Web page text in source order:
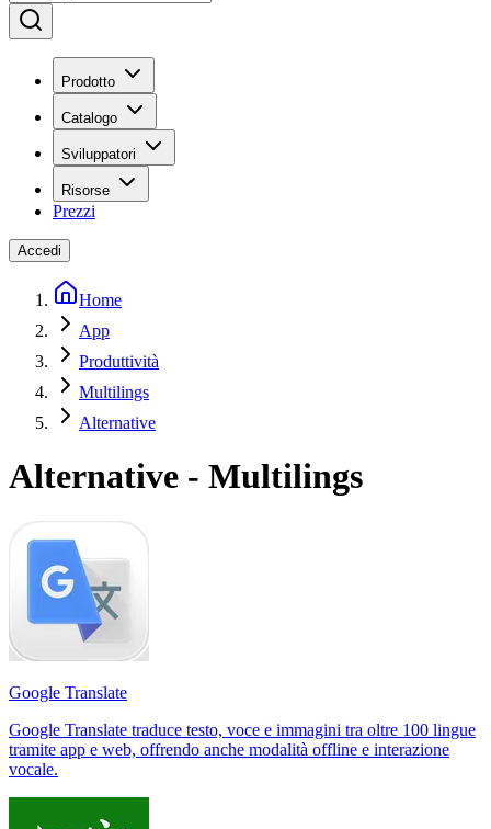
Prodotto
Catalogo
Sviluppatori
Risorse
Prezzi
Accedi
Home
App
Produttività
Multilings
Alternative
Alternative - Multilings
Google Translate
Google Translate traduce testo, voce e immagini tra oltre 100 lingue
tramite app e web, offrendo anche modalità offline e interazione
vocale.